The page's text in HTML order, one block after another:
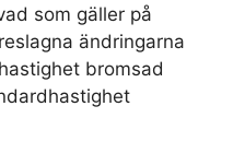
som gäller på
ändringarna
bromsad